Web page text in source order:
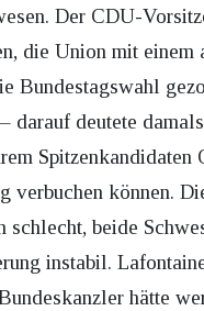
Der CDU-
die Union mit einem
Bundestagswahl
darauf deutete
Spitzenkandidaten
verbuchen können.
schlecht, beide
instabil.
hätte